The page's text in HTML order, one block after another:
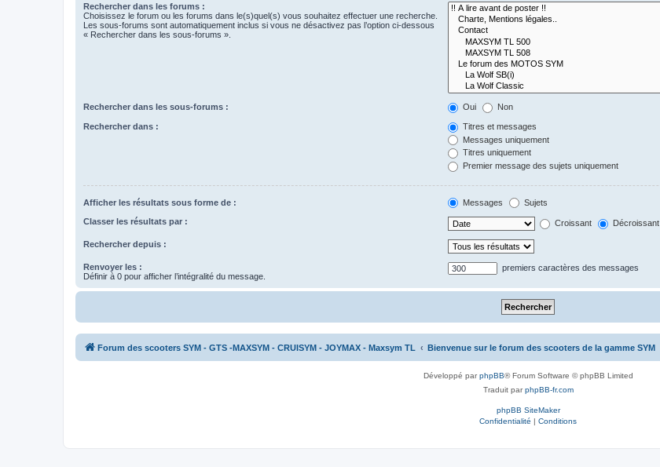
Rechercher dans les forums :
Choisissez le forum ou les forums dans le(s)quel(s) vous souhaitez effectuer une recherche.
Les sous-forums sont automatiquement inclus si vous ne désactivez pas l’option ci-dessous
« Rechercher dans les sous-forums ».
Rechercher dans les sous-forums : Oui Non
Rechercher dans :
Titres et messages
Messages uniquement
Titres uniquement
Premier message des sujets uniquement
Afficher les résultats sous forme de : Messages Sujets
Classer les résultats par : Croissant Décroissant
Rechercher depuis :
Renvoyer les :
Définir à 0 pour afficher l’intégralité du message.
premiers caractères des messages
Forum des scooters SYM - GTS -MAXSYM - CRUISYM - JOYMAX - Maxsym TL Bienvenue sur le forum des scooters de la gamme SYM
Développé parphpBB® Forum Software © phpBB Limited
Traduit parphpBB-fr.com
phpBB SiteMaker
Confidentialité | Conditions